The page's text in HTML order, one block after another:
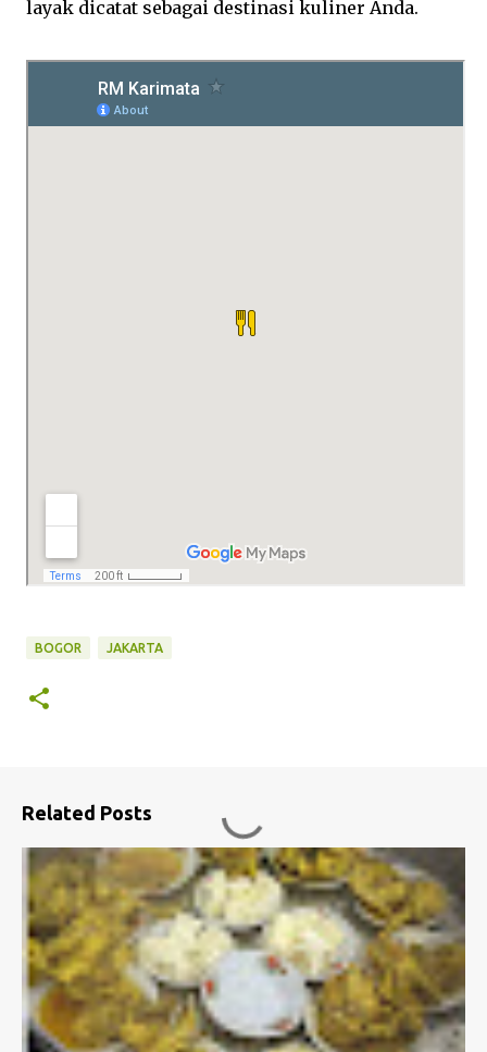
layak dicatat sebagai destinasi kuliner Anda.
BOGOR JAKARTA
Related Posts